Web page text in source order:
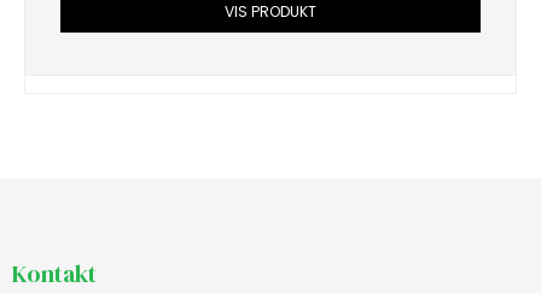
VIS PRODUKT
Kontakt